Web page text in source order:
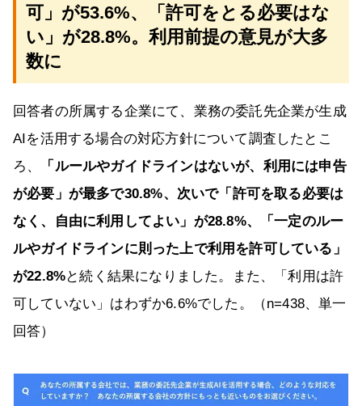
可」が53.6%、「許可をとる必要はな
い」が28.8%。利用前提の意見が大多
数に
回答者の所属する企業にて、業務の委託先企業が生成
AIを活用する場合の対応方針について調査したとこ
ろ、
「ルールやガイドラインはないが、利用には申告
が必要」が最多で30.8%、次いで「許可を取る必要は
なく、自由に利用してよい」が28.8%、「一定のルー
ルやガイドラインに則った上で利用を許可している」
が22.8%と続く結果になりました。また、「利用は許
可していない」はわずか6.6%でした。（n=438、単一
回答）